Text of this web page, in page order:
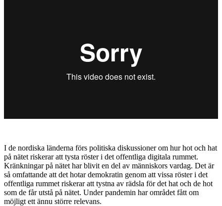
I de nordiska länderna förs politiska diskussioner om hur hot och hat
på nätet riskerar att tysta röster i det offentliga digitala rummet.
Kränkningar på nätet har blivit en del av människors vardag. Det är
så omfattande att det hotar demokratin genom att vissa röster i det
offentliga rummet riskerar att tystna av rädsla för det hat och de hot
som de får utstå på nätet. Under pandemin har området fått om
möjligt ett ännu större relevans.